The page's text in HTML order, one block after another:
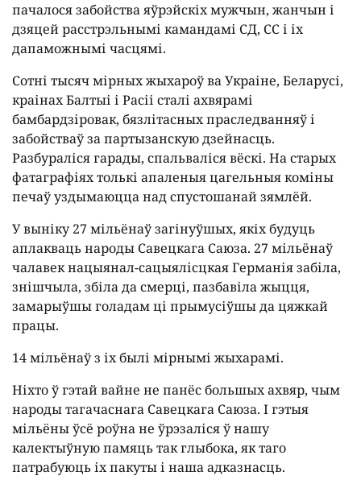
пачалося забойства яўрэйскіх мужчын, жанчын і
дзяцей расстрэльнымі камандамі СД, СС і іх
дапаможнымі часцямі.
Сотні тысяч мірных жыхароў ва Украіне, Беларусі,
краінах Балтыі і Расіі сталі ахвярамі
бамбардзіровак, бязлітасных праследванняў і
забойстваў за партызанскую дзейнасць.
Разбураліся гарады, спальваліся вёскі. На старых
фатаграфіях толькі апаленыя цагельныя коміны
печаў уздымаюцца над спустошанай зямлёй.
У выніку 27 мільёнаў загінуўшых, якіх будуць
аплакваць народы Савецкага Саюза. 27 мільёнаў
чалавек нацыянал-сацыялісцкая Германія забіла,
знішчыла, збіла да смерці, пазбавіла жыцця,
замарыўшы голадам ці прымусіўшы да цяжкай
працы.
14 мільёнаў з іх былі мірнымі жыхарамі.
Ніхто ў гэтай вайне не панёс большых ахвяр, чым
народы тагачаснага Савецкага Саюза. І гэтыя
мільёны ўсё роўна не ўрэзаліся ў нашу
калектыўную памяць так глыбока, як таго
патрабуюць іх пакуты і наша адказнасць.